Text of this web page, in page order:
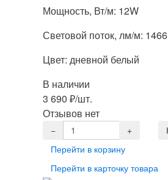
Мощность, Вт/м: 12W
Световой поток, лм/м: 1466
Цвет: дневной белый
В наличии
3 690 ₽/шт.
Отзывов нет
Перейти в корзину
Перейти в карточку товара